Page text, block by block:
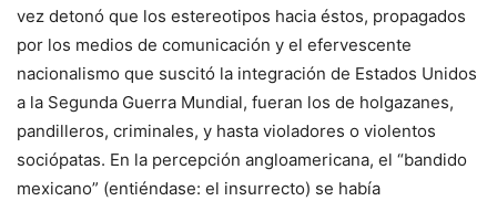
vez detonó que los estereotipos hacia éstos, propagados
por los medios de comunicación y el efervescente
nacionalismo que suscitó la integración de Estados Unidos
a la Segunda Guerra Mundial, fueran los de holgazanes,
pandilleros, criminales, y hasta violadores o violentos
sociópatas. En la percepción angloamericana, el “bandido
mexicano” (entiéndase: el insurrecto) se había